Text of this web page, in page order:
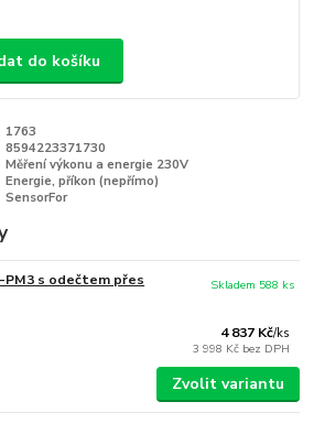
do košíku
1763
8594223371730
Měření výkonu a energie 230V
Energie, příkon (nepřímo)
SensorFor
PM3 s odečtem přes
4 837 Kč/ks
3 998 Kč bez DPH
Skladem 588 ks
Zvolit variantu